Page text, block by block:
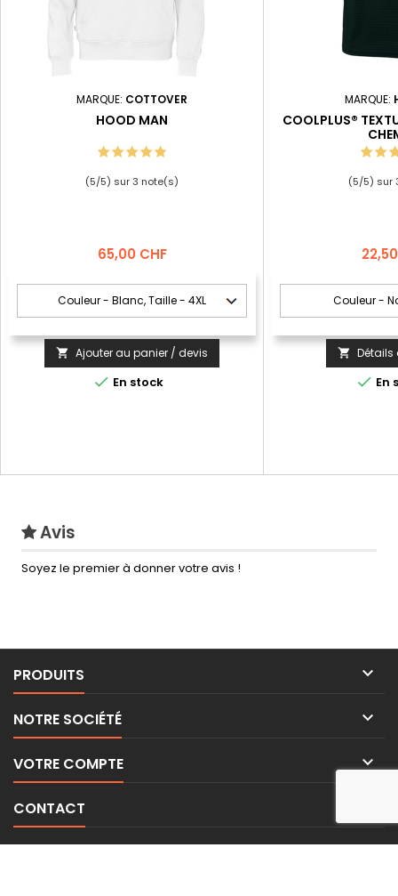
MARQUE: COTTOVER
HOOD MAN
(5/5) sur3 note(s)
Prix
65,00 CHF
 Ajouter au panier / devis
 En stock
MARQUE:
COOLPLUS®
(5/5) sur
Prix
 Détails
 En
Avis
Soyez le premier à donner votre avis !
PRODUITS 
NOTRE SOCIÉTÉ 
VOTRE COMPTE 
CONTACT